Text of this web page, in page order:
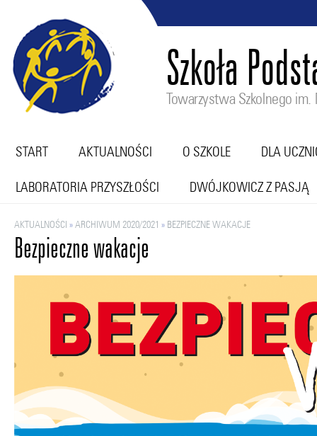
Szkoła
Towarzystwa Szkolnego im.
START AKTUALNOŚCI O SZKOLE DLA
LABORATORIA PRZYSZŁOŚCI DWÓJKOWICZ Z PASJĄ
Bezpieczne wakacje
AKTUALNOŚCI »ARCHIWUM 2020/2021 » BEZPIECZNE WAKACJE